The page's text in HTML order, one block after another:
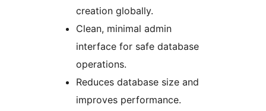
creation globally.
Clean, minimal admin
interface for safe database
operations.
Reduces database size and
improves performance.